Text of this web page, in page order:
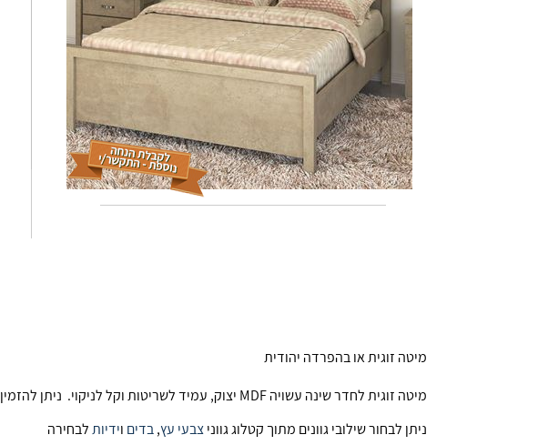
מיטה זוגית או בהפרדה יהודית
מיטה זוגית לחדר שינה עשויה MDF יצוק, עמיד לשריטות וקל לניקוי. ניתן להזמין חלקים או לשלב פריטים מחדרים שונים (תמחור שונה)
ניתן לבחור שילובי גוונים מתוך קטלוג גווניצבעי עץ,בדים וידיותלבחירה